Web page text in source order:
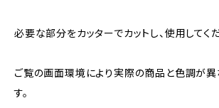
必要な部分をカッターでカットし、使用してくだ
ご覧の画面環境により実際の商品と色調が
す。